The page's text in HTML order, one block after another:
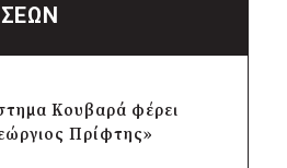
Κουβαρά φέρει
Πρίφτης»